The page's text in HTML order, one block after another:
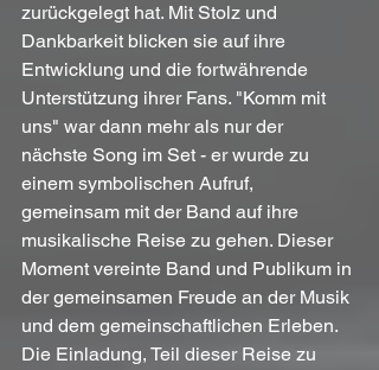
zurückgelegt hat. Mit Stolz und
Dankbarkeit blicken sie auf ihre
Entwicklung und die fortwährende
Unterstützung ihrer Fans. "Komm mit
uns" war dann mehr als nur der
nächste Song im Set - er wurde zu
einem symbolischen Aufruf,
gemeinsam mit der Band auf ihre
musikalische Reise zu gehen. Dieser
Moment vereinte Band und Publikum in
der gemeinsamen Freude an der Musik
und dem gemeinschaftlichen Erleben.
Die Einladung, Teil dieser Reise zu